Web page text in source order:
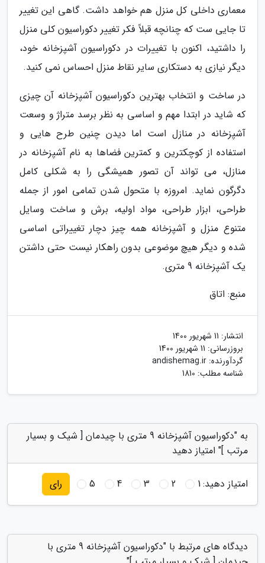
معماری داخلی کل منزل هم خواهد داشت. گاهی این تغییر
تا جایی ست که چنانچه قبلاً فکر تغییر دکوراسیون کلی منزل
را داشتید، اکنون با تغییرات در دکوراسیون آشپزخانه خود،
دیگر نیازی به دستکاری سایر نقاط منزل احساس نمی کنید.
در ساخت و انتخاب بهترین دکوراسیون آشپزخانه آن چیزی
که شاید در ابتدا مهم و اساسی به نظر برسد متراژ و وسعت
آشپزخانه در منازل است اما دیدن چنین طرح هایی و
استفاده از کوچکترین و کمترین فضاها به نام آشپزخانه در
منازل، می تواند آن تصور همیشگی را به شکلی کامل
دگرگون نماید. امروزه با متحول شدن تمامی امور از جمله
طراحی، ابزار طراحی، مواد اولیه، برش و ساخت وسایل
متنوع منزل و آشپزخانه همه چیز دچار تغییراتی اساسی
شده و دیگر هیچ موضوعی بدون راهکار نیست حتی داشتن
یک آشپزخانه 9 متری.
منبع: اتاق
انتشار: 11 شهریور 1400
بروزرسانی: 11 شهریور 1400
گردآورنده: andishemag.ir
شناسه مطلب: 1810
به "دکوراسیون آشپزخانه 9 متری با چیدمان [ شیک و بسیار
مرتب ]" امتیاز دهید
امتیاز دهید:1
2
3
4
5 رای
دیدگاه های مرتبط با "دکوراسیون آشپزخانه 9 متری با